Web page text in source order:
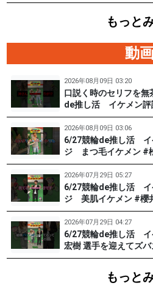
もっと
動
2026年08月09日 03:20
口説く時のセリフを
de推し活 イケメン評
ト #松根真 選手（東
りん
2026年08月09日 03:06
6/27競輪de推し活 イ
ジ まつ毛イケメン #松根真
です。 #PR #松戸け
2026年07月29日 05:27
6/27競輪de推し活 イ
ジ 美肌イケメン #櫻
中みな実 !? #PR #松
2026年07月29日 04:27
6/27競輪de推し活 イ
宏樹 選手を迎えてズ
戸けいりん #和田健太
もっと